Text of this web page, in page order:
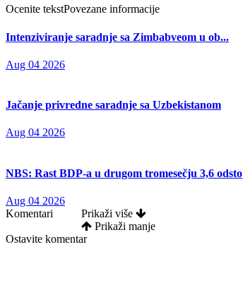
Ocenite tekstPovezane informacije
Intenziviranje saradnje sa Zimbabveom u ob...
Aug 04 2026
Jačanje privredne saradnje sa Uzbekistanom
Aug 04 2026
NBS: Rast BDP-a u drugom tromesečju 3,6 odsto
Aug 04 2026
Komentari
Prikaži više
Prikaži manje
Ostavite komentar